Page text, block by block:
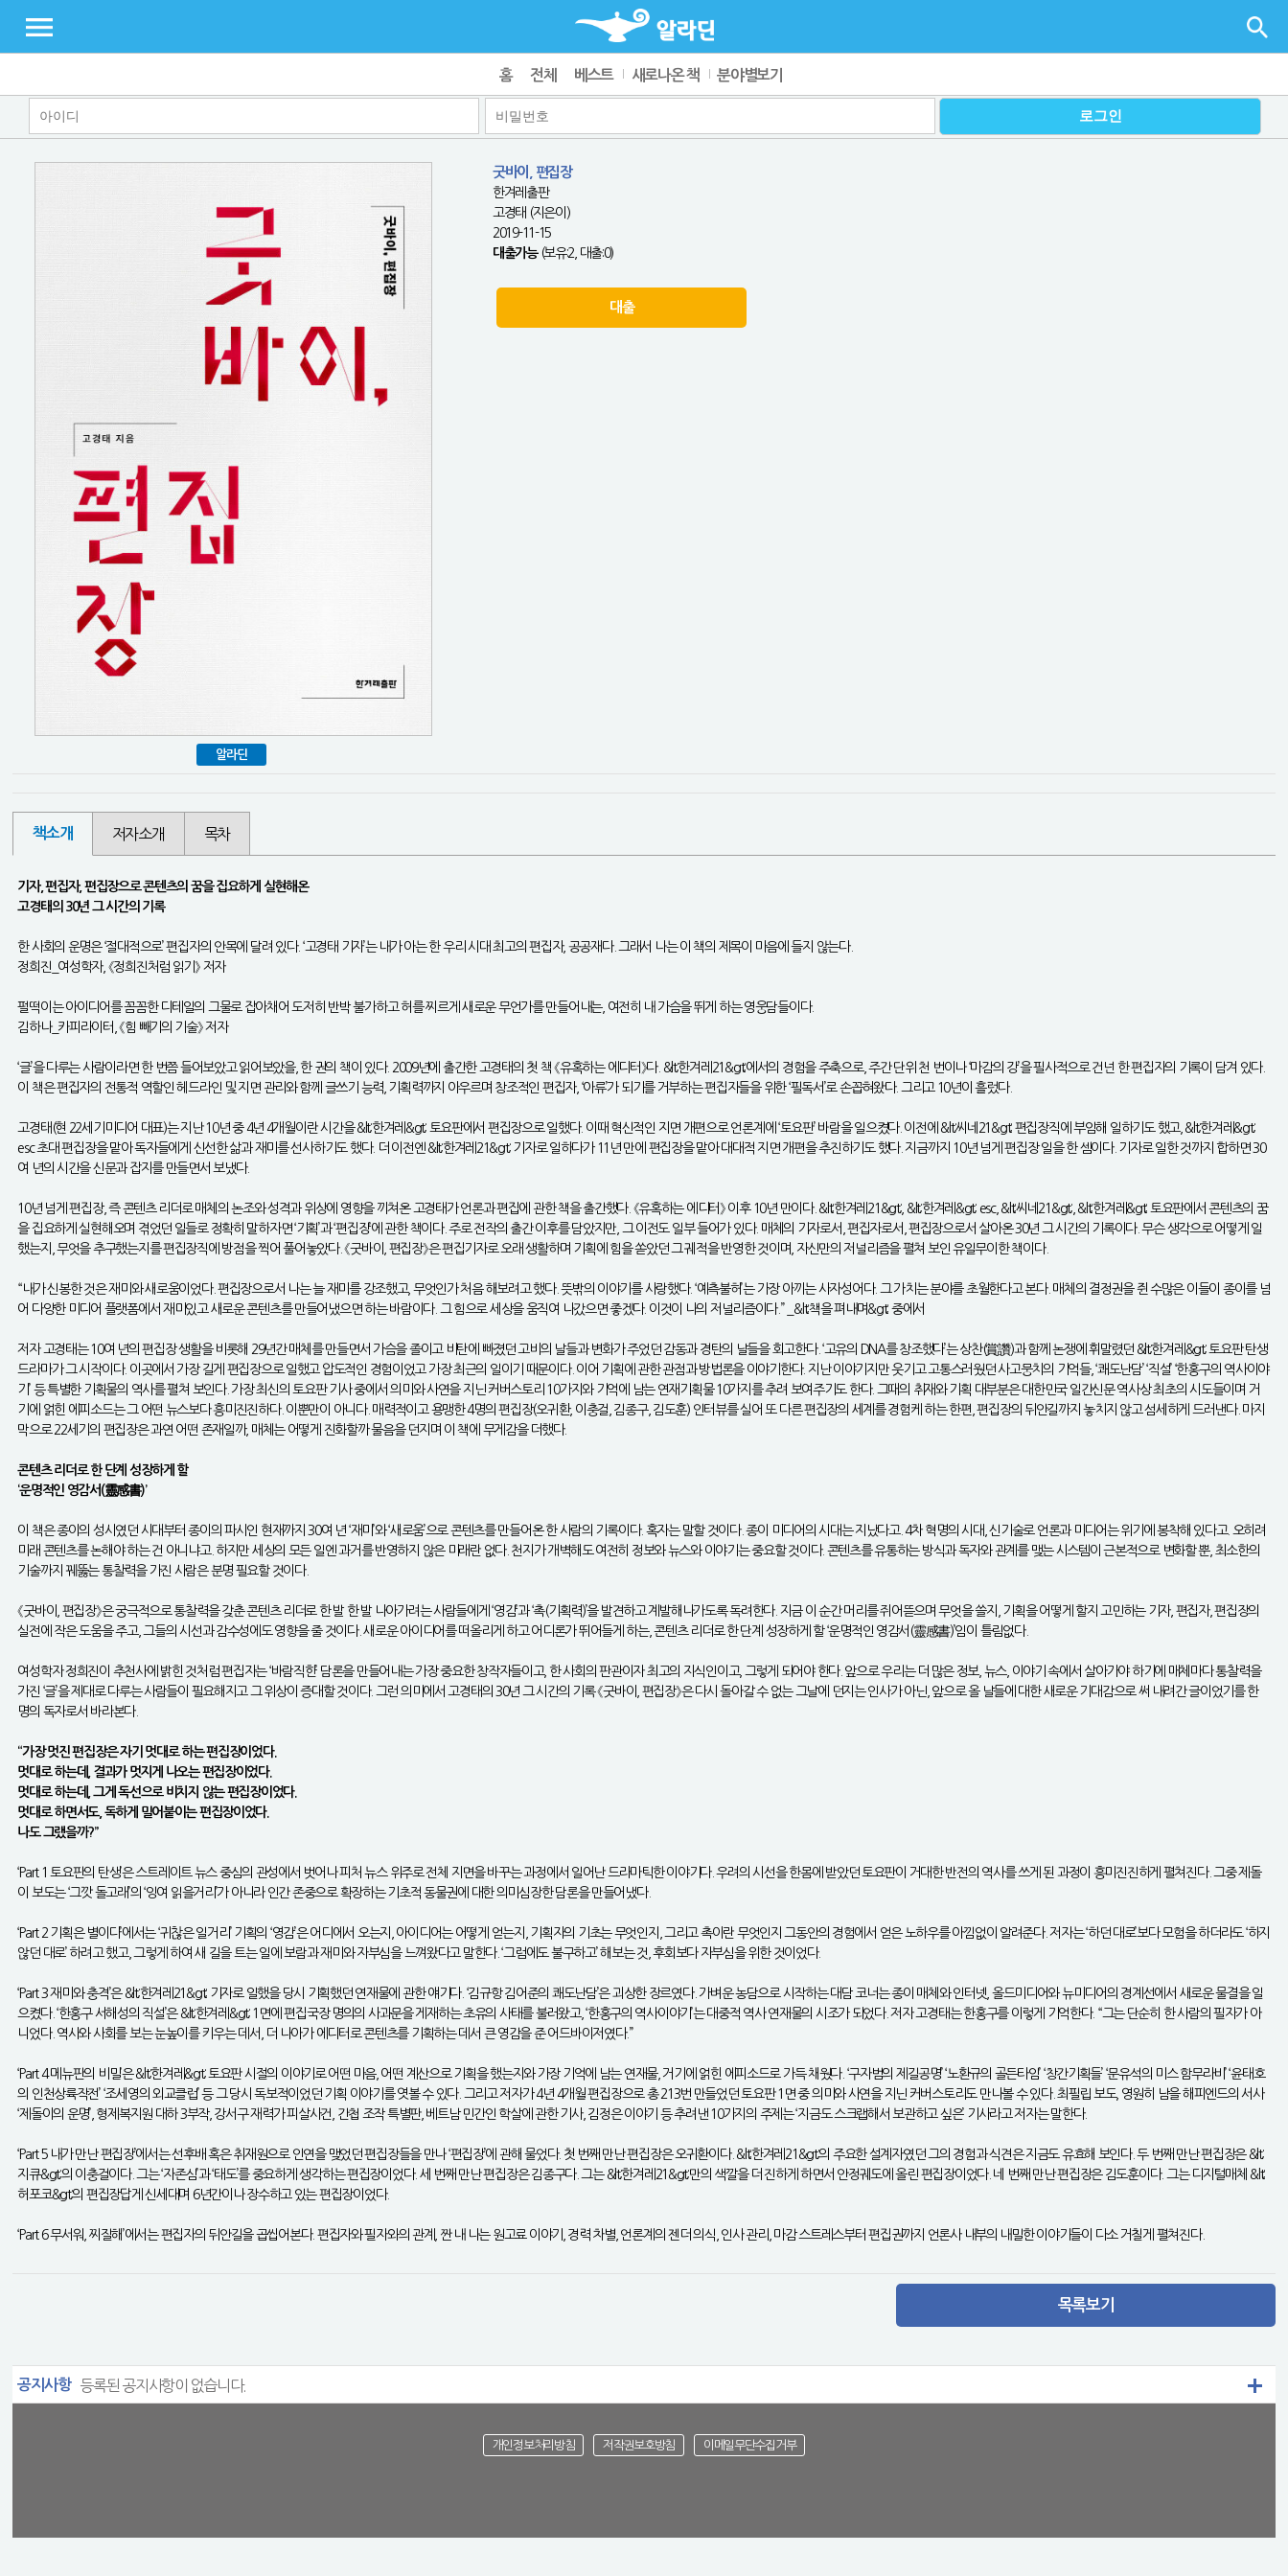
홈 전체 베스트 새로나온 책 분야별보기
알라딘
굿바이, 편집장
한겨레출판
고경태 (지은이)
2019-11-15
대출가능(보유:2, 대출:0)
대출
책소개 저자소개 목차
기자, 편집자, 편집장으로 콘텐츠의 꿈을 집요하게 실현해온
고경태의 30년 그 시간의 기록
한 사회의 운명은 ‘절대적으로’ 편집자의 안목에 달려 있다. ‘고경태 기자’는 내가 아는 한 우리 시대 최고의 편집자, 공공재다. 그래서 나는 이 책의 제목이 마음에 들지 않는다.
정희진_여성학자, 《정희진처럼 읽기》 저자
펄떡이는 아이디어를 꼼꼼한 디테일의 그물로 잡아채어 도저히 반박 불가하고 허를 찌르게 새로운 무언가를 만들어내는, 여전히 내 가슴을 뛰게 하는 영웅담들이다.
김하나_카피라이터, 《힘 빼기의 기술》 저자
‘글’을 다루는 사람이라면 한 번쯤 들어보았고 읽어보았을, 한 권의 책이 있다. 2009년에 출간한 고경태의 첫 책 《유혹하는 에디터》다. &lt;한겨레21&gt;에서의 경험을 주축으로, 주간 단위 천 번이나 ‘마감의 강’을 필사적으로 건넌 한 편집자의 기록이 담겨 있다.
이 책은 편집자의 전통적 역할인 헤드라인 및 지면 관리와 함께 글쓰기 능력, 기획력까지 아우르며 창조적인 편집자, ‘아류’가 되기를 거부하는 편집자들을 위한 ‘필독서’로 손꼽혀왔다. 그리고 10년이 흘렀다.
고경태(현 22세기미디어 대표)는 지난 10년 중 4년 4개월이란 시간을 &lt;한겨레&gt; 토요판에서 편집장으로 일했다. 이때 혁신적인 지면 개편으로 언론계에 ‘토요판’ 바람을 일으켰다. 이전에 &lt;씨네21&gt; 편집장직에 부임해 일하기도 했고, &lt;한겨레&gt;
esc 초대 편집장을 맡아 독자들에게 신선한 삶과 재미를 선사하기도 했다. 더 이전엔 &lt;한겨레21&gt; 기자로 일하다가 11년 만에 편집장을 맡아 대대적 지면 개편을 추진하기도 했다. 지금까지 10년 넘게 편집장 일을 한 셈이다. 기자로 일한 것까지 합하면 30
여 년의 시간을 신문과 잡지를 만들면서 보냈다.
10년 넘게 편집장, 즉 콘텐츠 리더로 매체의 논조와 성격과 위상에 영향을 끼쳐온 고경태가 언론과 편집에 관한 책을 출간했다. 《유혹하는 에디터》 이후 10년 만이다. &lt;한겨레21&gt;, &lt;한겨레&gt; esc, &lt;씨네21&gt;, &lt;한겨레&gt; 토요판에서 콘텐츠의 꿈
을 집요하게 실현해오며 겪었던 일들로 정확히 말하자면 ‘기획’과 ‘편집장’에 관한 책이다. 주로 전작의 출간 이후를 담았지만, 그 이전도 일부 들어가 있다. 매체의 기자로서, 편집자로서, 편집장으로서 살아온 30년 그 시간의 기록이다. 무슨 생각으로 어떻게 일
했는지, 무엇을 추구했는지를 편집장직에 방점을 찍어 풀어놓았다. 《굿바이, 편집장》은 편집기자로 오래 생활하며 기획에 힘을 쏟았던 그 궤적을 반영한 것이며, 자신만의 저널리즘을 펼쳐 보인 유일무이한 책이다.
“내가 신봉한 것은 재미와 새로움이었다. 편집장으로서 나는 늘 재미를 강조했고, 무엇인가 처음 해보려고 했다. 뜻밖의 이야기를 사랑했다. ‘예측불허’는 가장 아끼는 사자성어다. 그 가치는 분야를 초월한다고 본다. 매체의 결정권을 쥔 수많은 이들이 종이를 넘
어 다양한 미디어 플랫폼에서 재미있고 새로운 콘텐츠를 만들어냈으면 하는 바람이다. 그 힘으로 세상을 움직여 나갔으면 좋겠다. 이것이 나의 저널리즘이다.” _&lt;책을 펴내며&gt; 중에서
저자 고경태는 10여 년의 편집장 생활을 비롯해 29년간 매체를 만들면서 가슴을 졸이고 비탄에 빠졌던 고비의 날들과 변화가 주었던 감동과 경탄의 날들을 회고한다. ‘고유의 DNA를 창조했다’는 상찬(賞讚)과 함께 논쟁에 휘말렸던 &lt;한겨레&gt; 토요판 탄생
드라마가 그 시작이다. 이곳에서 가장 길게 편집장으로 일했고 압도적인 경험이었고 가장 최근의 일이기 때문이다. 이어 기획에 관한 관점과 방법론을 이야기한다. 지난 이야기지만 웃기고 고통스러웠던 사고뭉치의 기억들, ‘쾌도난담’ ‘직설’ ‘한홍구의 역사이야
기’ 등 특별한 기획물의 역사를 펼쳐 보인다. 가장 최신의 토요판 기사 중에서 의미와 사연을 지닌 커버스토리 10가지와 기억에 남는 연재기획물 10가지를 추려 보여주기도 한다. 그때의 취재와 기획 대부분은 대한민국 일간신문 역사상 최초의 시도들이며 거
기에 얽힌 에피소드는 그 어떤 뉴스보다 흥미진진하다. 이뿐만이 아니다. 매력적이고 용맹한 4명의 편집장(오귀환, 이충걸, 김종구, 김도훈) 인터뷰를 실어 또 다른 편집장의 세계를 경험케 하는 한편, 편집장의 뒤안길까지 놓치지 않고 섬세하게 드러낸다. 마지
막으로 22세기의 편집장은 과연 어떤 존재일까, 매체는 어떻게 진화할까 물음을 던지며 이 책에 무게감을 더했다.
콘텐츠 리더로 한 단계 성장하게 할
‘운명적인 영감서(靈感書)’
이 책은 종이의 성시였던 시대부터 종이의 파시인 현재까지 30여 년 ‘재미’와 ‘새로움’으로 콘텐츠를 만들어온 한 사람의 기록이다. 혹자는 말할 것이다. 종이 미디어의 시대는 지났다고. 4차 혁명의 시대, 신기술로 언론과 미디어는 위기에 봉착해 있다고. 오히려
미래 콘텐츠를 논해야 하는 건 아니냐고. 하지만 세상의 모든 일엔 과거를 반영하지 않은 미래란 없다. 천지가 개벽해도 여전히 정보와 뉴스와 이야기는 중요할 것이다. 콘텐츠를 유통하는 방식과 독자와 관계를 맺는 시스템이 근본적으로 변화할 뿐, 최소한의
기술까지 꿰뚫는 통찰력을 가진 사람은 분명 필요할 것이다.
《굿바이, 편집장》은 궁극적으로 통찰력을 갖춘 콘텐츠 리더로 한 발 한 발 나아가려는 사람들에게 ‘영감’과 ‘촉(기획력)’을 발견하고 계발해나가도록 독려한다. 지금 이 순간 머리를 쥐어뜯으며 무엇을 쓸지, 기획을 어떻게 할지 고민하는 기자, 편집자, 편집장의
실전에 작은 도움을 주고, 그들의 시선과 감수성에도 영향을 줄 것이다. 새로운 아이디어를 떠올리게 하고 어디론가 뛰어들게 하는, 콘텐츠 리더로 한 단계 성장하게 할 ‘운명적인 영감서(靈感書)’임이 틀림없다.
여성학자 정희진이 추천사에 밝힌 것처럼 편집자는 ‘바람직한’ 담론을 만들어내는 가장 중요한 창작자들이고, 한 사회의 판관이자 최고의 지식인이고, 그렇게 되어야 한다. 앞으로 우리는 더 많은 정보, 뉴스, 이야기 속에서 살아가야 하기에 매체마다 통찰력을
가진 ‘글’을 제대로 다루는 사람들이 필요해지고 그 위상이 증대할 것이다. 그런 의미에서 고경태의 30년 그 시간의 기록 《굿바이, 편집장》은 다시 돌아갈 수 없는 그날에 던지는 인사가 아닌, 앞으로 올 날들에 대한 새로운 기대감으로 써 내려간 글이었기를 한
명의 독자로서 바라본다.
“가장 멋진 편집장은 자기 멋대로 하는 편집장이었다.
멋대로 하는데, 결과가 멋지게 나오는 편집장이었다.
멋대로 하는데, 그게 독선으로 비치지 않는 편집장이었다.
멋대로 하면서도, 독하게 밀어붙이는 편집장이었다.
나도 그랬을까?”
‘Part 1 토요판의 탄생’은 스트레이트 뉴스 중심의 관성에서 벗어나 피처 뉴스 위주로 전체 지면을 바꾸는 과정에서 일어난 드라마틱한 이야기다. 우려의 시선을 한몸에 받았던 토요판이 거대한 반전의 역사를 쓰게 된 과정이 흥미진진하게 펼쳐진다. 그중 제돌
이 보도는 ‘그깟 돌고래’의 ‘잉여 읽을거리’가 아니라 인간 존중으로 확장하는 기초적 동물권에 대한 의미심장한 담론을 만들어냈다.
‘Part 2 기획은 별이다’에서는 ‘귀찮은 일거리’ 기획의 ‘영감’은 어디에서 오는지, 아이디어는 어떻게 얻는지, 기획자의 기초는 무엇인지, 그리고 촉이란 무엇인지 그동안의 경험에서 얻은 노하우를 아낌없이 알려준다. 저자는 ‘하던 대로’보다 모험을 하더라도 ‘하지
않던 대로’ 하려고 했고, 그렇게 하여 새 길을 트는 일에 보람과 재미와 자부심을 느껴왔다고 말한다. ‘그럼에도 불구하고’ 해보는 것, 후회보다 자부심을 위한 것이었다.
‘Part 3 재미와 충격’은 &lt;한겨레21&gt; 기자로 일했을 당시 기획했던 연재물에 관한 얘기다. ‘김규항 김어준의 쾌도난담’은 괴상한 장르였다. 가벼운 농담으로 시작하는 대담 코너는 종이 매체와 인터넷, 올드미디어와 뉴미디어의 경계선에서 새로운 물결을 일
으켰다. ‘한홍구 서해성의 직설’은 &lt;한겨레&gt; 1면에 편집국장 명의의 사과문을 게재하는 초유의 사태를 불러왔고, ‘한홍구의 역사이야기’는 대중적 역사 연재물의 시조가 되었다. 저자 고경태는 한홍구를 이렇게 기억한다. “그는 단순히 한 사람의 필자가 아
니었다. 역사와 사회를 보는 눈높이를 키우는 데서, 더 나아가 에디터로 콘텐츠를 기획하는 데서 큰 영감을 준 어드바이저였다.”
‘Part 4 메뉴판의 비밀’은 &lt;한겨레&gt; 토요판 시절의 이야기로 어떤 마음, 어떤 계산으로 기획을 했는지와 가장 기억에 남는 연재물, 거기에 얽힌 에피소드로 가득 채웠다. ‘구자범의 제길공명’ ‘노환규의 골든타임’ ‘창간기획들’ ‘문유석의 미스 함무라비’ ‘윤태호
의 인천상륙작전’ ‘조세영의 외교클럽’ 등 그 당시 독보적이었던 기획 이야기를 엿볼 수 있다. 그리고 저자가 4년 4개월 편집장으로 총 213번 만들었던 토요판 1면 중 의미와 사연을 지닌 커버스토리도 만나볼 수 있다. 최필립 보도, 영원히 남을 해피엔드의 서사
‘제돌이의 운명’, 형제복지원 대하 3부작, 강서구 재력가 피살사건, 간첩 조작 특별판, 베트남 민간인 학살에 관한 기사, 김정은 이야기 등 추려낸 10가지의 주제는 ‘지금도 스크랩해서 보관하고 싶은’ 기사라고 저자는 말한다.
‘Part 5 내가 만난 편집장’에서는 선후배 혹은 취재원으로 인연을 맺었던 편집장들을 만나 ‘편집장’에 관해 물었다. 첫 번째 만난 편집장은 오귀환이다. &lt;한겨레21&gt;의 주요한 설계자였던 그의 경험과 식견은 지금도 유효해 보인다. 두 번째 만난 편집장은 &lt;
지큐&gt;의 이충걸이다. 그는 ‘자존심’과 ‘태도’를 중요하게 생각하는 편집장이었다. 세 번째 만난 편집장은 김종구다. 그는 &lt;한겨레21&gt;만의 색깔을 더 진하게 하면서 안정궤도에 올린 편집장이었다. 네 번째 만난 편집장은 김도훈이다. 그는 디지털매체 &lt;
허포코&gt;의 편집장답게 신세대며 6년간이나 장수하고 있는 편집장이었다.
‘Part 6 무서워, 찌질해’에서는 편집자의 뒤안길을 곱씹어본다. 편집자와 필자와의 관계, 짠 내 나는 원고료 이야기, 경력 차별, 언론계의 젠더 의식, 인사 관리, 마감 스트레스부터 편집권까지 언론사 내부의 내밀한 이야기들이 다소 거칠게 펼쳐진다.
목록보기
공지사항 등록된 공지사항이 없습니다.
개인정보처리방침 저작권보호방침 이메일무단수집거부